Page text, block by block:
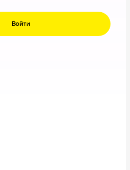
Войти